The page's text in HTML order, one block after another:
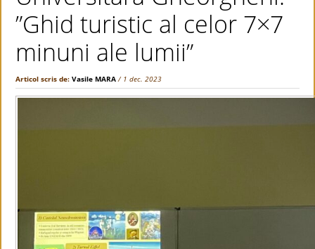
”Ghid turistic al celor 7×7
minuni ale lumii”
Articol scris de:Vasile MARA / 1 dec. 2023